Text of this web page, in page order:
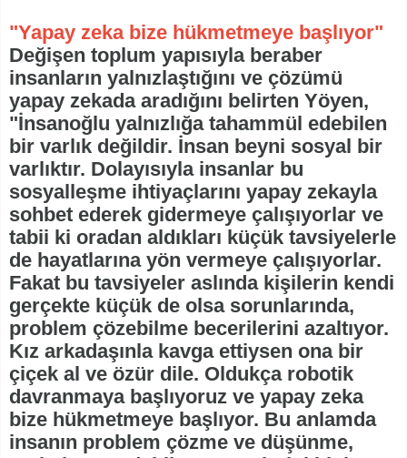
"Yapay zeka bize hükmetmeye başlıyor"
Değişen toplum yapısıyla beraber
insanların yalnızlaştığını ve çözümü
yapay zekada aradığını belirten Yöyen,
"İnsanoğlu yalnızlığa tahammül edebilen
bir varlık değildir. İnsan beyni sosyal bir
varlıktır. Dolayısıyla insanlar bu
sosyalleşme ihtiyaçlarını yapay zekayla
sohbet ederek gidermeye çalışıyorlar ve
tabii ki oradan aldıkları küçük tavsiyelerle
de hayatlarına yön vermeye çalışıyorlar.
Fakat bu tavsiyeler aslında kişilerin kendi
gerçekte küçük de olsa sorunlarında,
problem çözebilme becerilerini azaltıyor.
Kız arkadaşınla kavga ettiysen ona bir
çiçek al ve özür dile. Oldukça robotik
davranmaya başlıyoruz ve yapay zeka
bize hükmetmeye başlıyor. Bu anlamda
insanın problem çözme ve düşünme,